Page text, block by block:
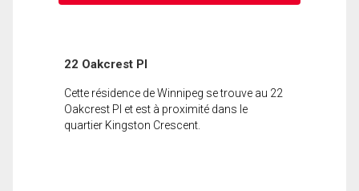
22 Oakcrest Pl
Cette résidence de Winnipeg se trouve au 22
Oakcrest Pl et est à proximité dans le
quartier Kingston Crescent.